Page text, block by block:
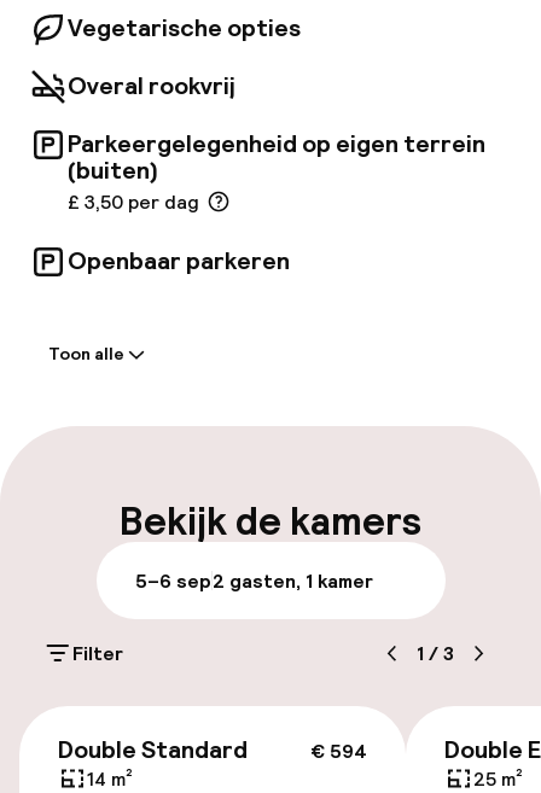
serveert gerechten bereid met verse,
Schotse ingrediënten, voor een authentieke
kiezen uit een selectie van 25 Schotse
whisky's.
Vegetarische opties
Overal rookvrij
Parkeergelegenheid op eigen terrein
(buiten)
£ 3,50 per dag
Openbaar parkeren
Vroeg inchecken mogelijk
Laat uitchecken mogelijk
Meertalige medewerkers
Bagageruimte
Parkeren & mobiliteit
Toon alle
Bekijk de kamers
5–6 sep2 gasten, 1 kamer
Filter 1 /3
€ 594
Double Standard
14 m²
Double
25 m²